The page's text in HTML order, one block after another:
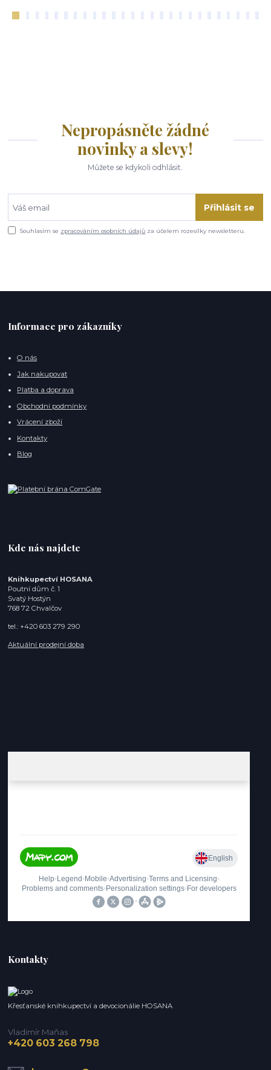
Nepropásněte žádné
novinky a slevy!
Můžete se kdykoli odhlásit.
Přihlásit se
Souhlasím se zpracováním osobních údajů za účelem rozesílky newsletteru.
Informace pro zákazníky
O nás
Jak nakupovat
Platba a doprava
Obchodní podmínky
Vrácení zboží
Kontakty
Blog
Kde nás najdete
Knihkupectví HOSANA
Poutní dům č. 1
Svatý Hostýn
768 72 Chvalčov
tel.: +420 603 279 290
Aktuální prodejní doba
Kontakty
Křesťanské knihkupectví a devocionálie HOSANA
Vladimír Maňas
+420 603 268 798